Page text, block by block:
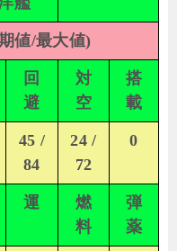
値/最大値)
回
避
対
空
搭
載
45 /
84
24 /
72
0
運
燃
料
弾
薬